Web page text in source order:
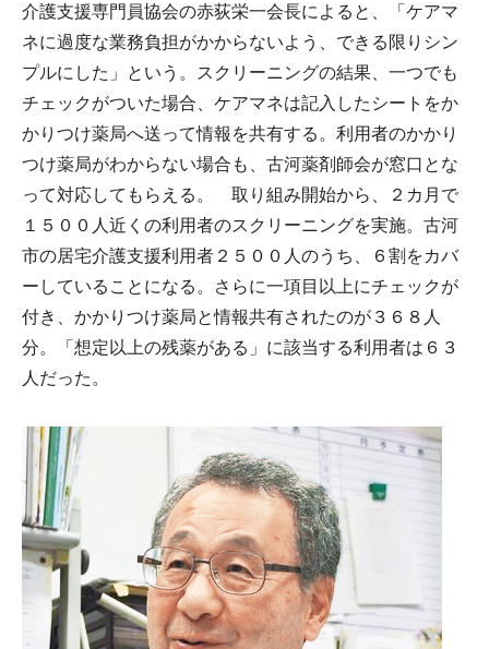
介護支援専門員協会の赤荻栄一会長によると、「ケアマ
ネに過度な業務負担がかからないよう、できる限りシン
プルにした」という。スクリーニングの結果、一つでも
チェックがついた場合、ケアマネは記入したシートをか
かりつけ薬局へ送って情報を共有する。利用者のかかり
つけ薬局がわからない場合も、古河薬剤師会が窓口とな
って対応してもらえる。 取り組み開始から、２カ月で
１５００人近くの利用者のスクリーニングを実施。古河
市の居宅介護支援利用者２５００人のうち、６割をカバ
ーしていることになる。さらに一項目以上にチェックが
付き、かかりつけ薬局と情報共有されたのが３６８人
分。「想定以上の残薬がある」に該当する利用者は６３
人だった。